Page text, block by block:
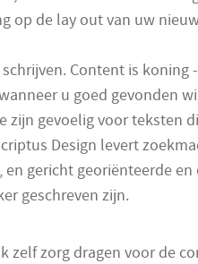
op de lay out van uw
Content is koning
u goed gevonden
zijn gevoelig voor teksten
Design levert
gericht georiënteerde
geschreven zijn.
zelf zorg dragen voor de